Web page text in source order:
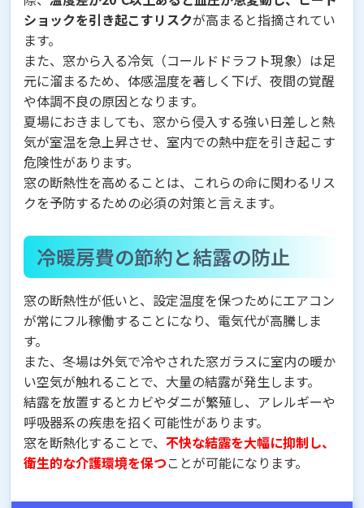
ショックを引き起こすリスクが高まると指摘されてい
ます。
また、窓から入る冷気（コールドドラフト現象）は足
元に溜まるため、体感温度を著しく下げ、夜間の覚醒
や体調不良の原因となります。
夏場におきましても、窓から侵入する強い日差しと熱
気が室温を急上昇させ、室内での熱中症を引き起こす
危険性があります。
窓の断熱性を高めることは、これらの命に関わるリス
クを予防するための必須の対策と言えます。
冷暖房費の節約と結露の防止
窓の断熱性が低いと、設定温度を保つためにエアコン
が常にフル稼働することになり、電気代が高騰しま
す。
また、冬場は外気で冷やされた窓ガラスに室内の暖か
い空気が触れることで、大量の結露が発生します。
結露を放置するとカビやダニが繁殖し、アレルギーや
呼吸器系の疾患を招く可能性があります。
窓を断熱化することで、 不快な結露を大幅に抑制し、
衛生的な介護環境を保つことが可能になります。